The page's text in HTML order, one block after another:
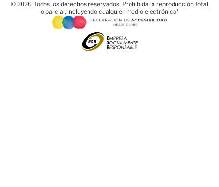
© 2026 Todos los derechos reservados. Prohibida la reproducción total
o parcial, incluyendo cualquier medio electrónico*